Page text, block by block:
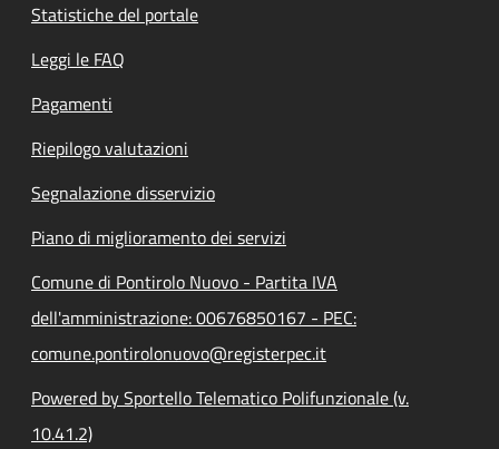
Statistiche del portale
Leggi le FAQ
Pagamenti
Riepilogo valutazioni
Segnalazione disservizio
Piano di miglioramento dei servizi
Comune di Pontirolo Nuovo - Partita IVA
dell'amministrazione: 00676850167 - PEC:
comune.pontirolonuovo@registerpec.it
Powered by Sportello Telematico Polifunzionale (v.
10.41.2)